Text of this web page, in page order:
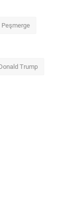
Peşmerge
Trump